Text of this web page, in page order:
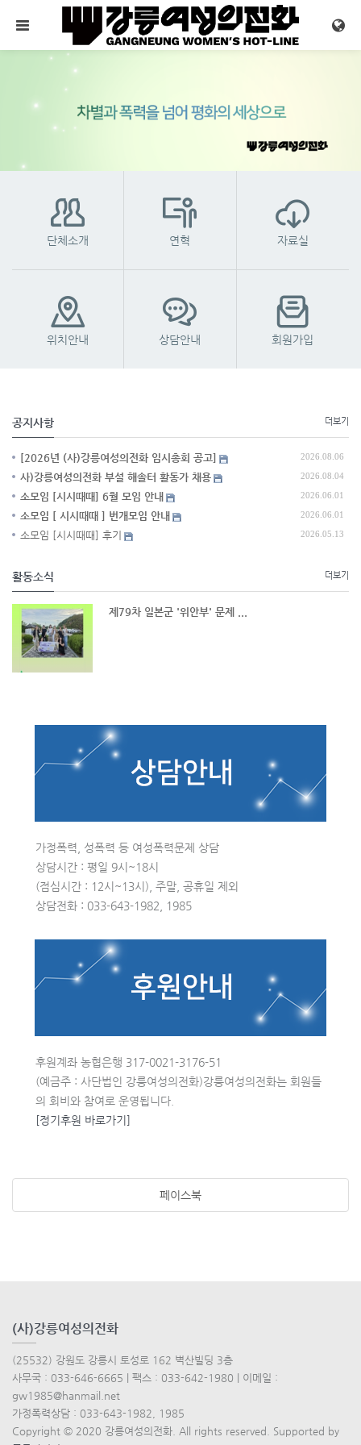
메뉴 건너뛰기
단체소개 연혁 자료실
위치안내 상담안내 회원가입
공지사항 더보기
[2026년 (사)강릉여성의전화 임시총회 공고] 2026.08.06
사)강릉여성의전화 부설 해솔터 활동가 채용 2026.08.04
소모임 [시시때때] 6월 모임 안내 2026.06.01
소모임 [ 시시때때 ] 번개모임 안내 2026.06.01
소모임 [시시때때] 후기 2026.05.13
활동소식 더보기
제79차 일본군 '위안부' 문제 ...
가정폭력, 성폭력 등 여성폭력문제 상담
상담시간 : 평일 9시~18시
(점심시간 : 12시~13시), 주말, 공휴일 제외
상담전화 : 033-643-1982, 1985
후원계좌 농협은행 317-0021-3176-51
(예금주 : 사단법인 강릉여성의전화)강릉여성의전화는 회원들
의 회비와 참여로 운영됩니다.
[정기후원 바로가기]
페이스북
(사)강릉여성의전화
(25532) 강원도 강릉시 토성로 162 벽산빌딩 3층
사무국 : 033-646-6665 | 팩스 : 033-642-1980 | 이메일 :
gw1985@hanmail.net
가정폭력상담 : 033-643-1982, 1985
Copyright © 2020 강릉여성의전화. All rights reserved. Supported by